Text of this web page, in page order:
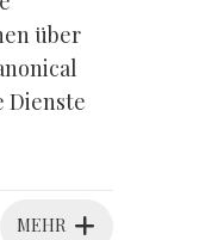
über
Dienste
MEHR